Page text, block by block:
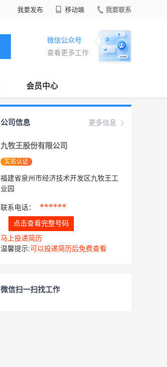
我要发布 移动端 我要联系
微信公众号
查看更多工作
会员中心
更多信息
公司信息
九牧王股份有限公司
实名认证
福建省泉州市经济技术开发区九牧王工
业园
联系电话： ******
点击查看完整号码
马上投递简历
温馨提示: 可以投递简历后免费查看
微信扫一扫找工作